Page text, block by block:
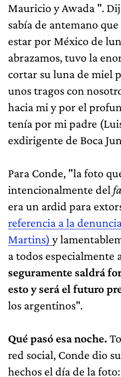
Mauricio y Awada ".
sabía de antemano
estar por México de
abrazamos, tuvo la
cortar su luna de miel
unos tragos con
hacia mi y por el
tenía por mi padre
exdirigente de Boca
Para Conde, "la foto
intencionalmente del
era un ardid para
referencia a la
Martins) y
a todos especialmente
seguramente saldrá
esto y será el futuro
los argentinos".
Qué pasó esa noche.
red social, Conde dio
hechos el día de la foto: